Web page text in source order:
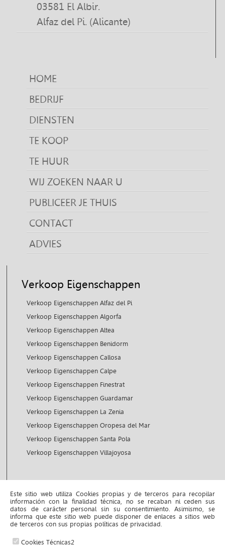
Este sitio web utiliza Cookies propias y de terceros para recopilar
información con la finalidad técnica, no se recaban ni ceden sus
datos de carácter personal sin su consentimiento. Asimismo, se
informa que este sitio web puede disponer de enlaces a sitios web
de terceros con sus propias políticas de privacidad.
Cookies Técnicas2
03581 El Albir.
Alfaz del Pi. (Alicante)
HOME
BEDRIJF
DIENSTEN
TE KOOP
TE HUUR
WIJ ZOEKEN NAAR U
PUBLICEER JE THUIS
CONTACT
ADVIES
Verkoop Eigenschappen
Verkoop Eigenschappen Alfaz del Pi
Verkoop Eigenschappen Algorfa
Verkoop Eigenschappen Altea
Verkoop Eigenschappen Benidorm
Verkoop Eigenschappen Callosa
Verkoop Eigenschappen Calpe
Verkoop Eigenschappen Finestrat
Verkoop Eigenschappen Guardamar
Verkoop Eigenschappen La Zenia
Verkoop Eigenschappen Oropesa del Mar
Verkoop Eigenschappen Santa Pola
Verkoop Eigenschappen Villajoyosa
Huur Eigenschappen
Huur Eigenschappen Altea
Huur Eigenschappen Benidorm